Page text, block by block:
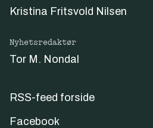
Kristina Fritsvold Nilsen
Nyhetsredaktør
Tor M. Nondal
RSS-feed forside
Facebook